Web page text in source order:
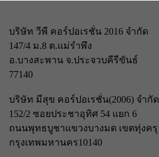
บริษัท วีพี คอร์ปอเรชั่น 2016 จำกัด
147/4 ม.8 ต.แม่รำพึง
อ.บางสะพาน จ.ประจวบคีรีขันธ์
77140
บริษัท มีสุข คอร์ปอเรชั่น(2006) จำกัด
152/2 ซอยประชาอุทิศ 54 แยก 6
ถนนพุทธบูชาแขวงบางมด เขตทุ่งครุ
กรุงเทพมหานคร10140